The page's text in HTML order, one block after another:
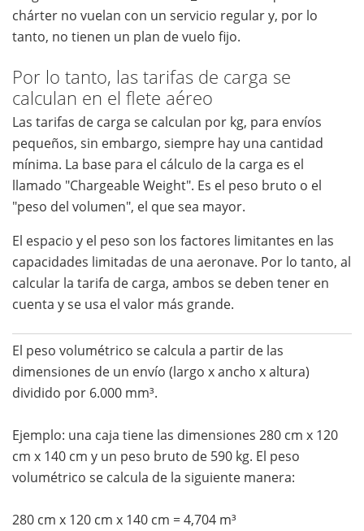
chárter no vuelan con un servicio regular y, por lo
tanto, no tienen un plan de vuelo fijo.
Por lo tanto, las tarifas de carga se
calculan en el flete aéreo
Las tarifas de carga se calculan por kg, para envíos
pequeños, sin embargo, siempre hay una cantidad
mínima. La base para el cálculo de la carga es el
llamado "Chargeable Weight". Es el peso bruto o el
"peso del volumen", el que sea mayor.
El espacio y el peso son los factores limitantes en las
capacidades limitadas de una aeronave. Por lo tanto, al
calcular la tarifa de carga, ambos se deben tener en
cuenta y se usa el valor más grande.
El peso volumétrico se calcula a partir de las
dimensiones de un envío (largo x ancho x altura)
dividido por 6.000 mm³.
Ejemplo: una caja tiene las dimensiones 280 cm x 120
cm x 140 cm y un peso bruto de 590 kg. El peso
volumétrico se calcula de la siguiente manera:
280 cm x 120 cm x 140 cm = 4,704 m³